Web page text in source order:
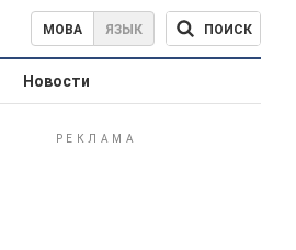
МОВА ЯЗЫК ПОИСК
Новости